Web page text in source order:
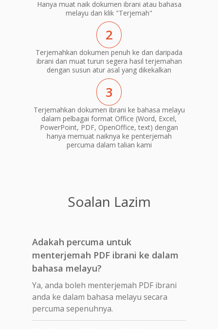
Hanya muat naik dokumen ibrani atau bahasa
melayu dan klik "Terjemah"
2
Terjemahkan dokumen penuh ke dan daripada
ibrani dan muat turun segera hasil terjemahan
dengan susun atur asal yang dikekalkan
3
Terjemahkan dokumen ibrani ke bahasa melayu
dalam pelbagai format Office (Word, Excel,
PowerPoint, PDF, OpenOffice, text) dengan
hanya memuat naiknya ke penterjemah
percuma dalam talian kami
Soalan Lazim
Adakah percuma untuk
menterjemah PDF ibrani ke dalam
bahasa melayu?
Ya, anda boleh menterjemah PDF ibrani
anda ke dalam bahasa melayu secara
percuma sepenuhnya.